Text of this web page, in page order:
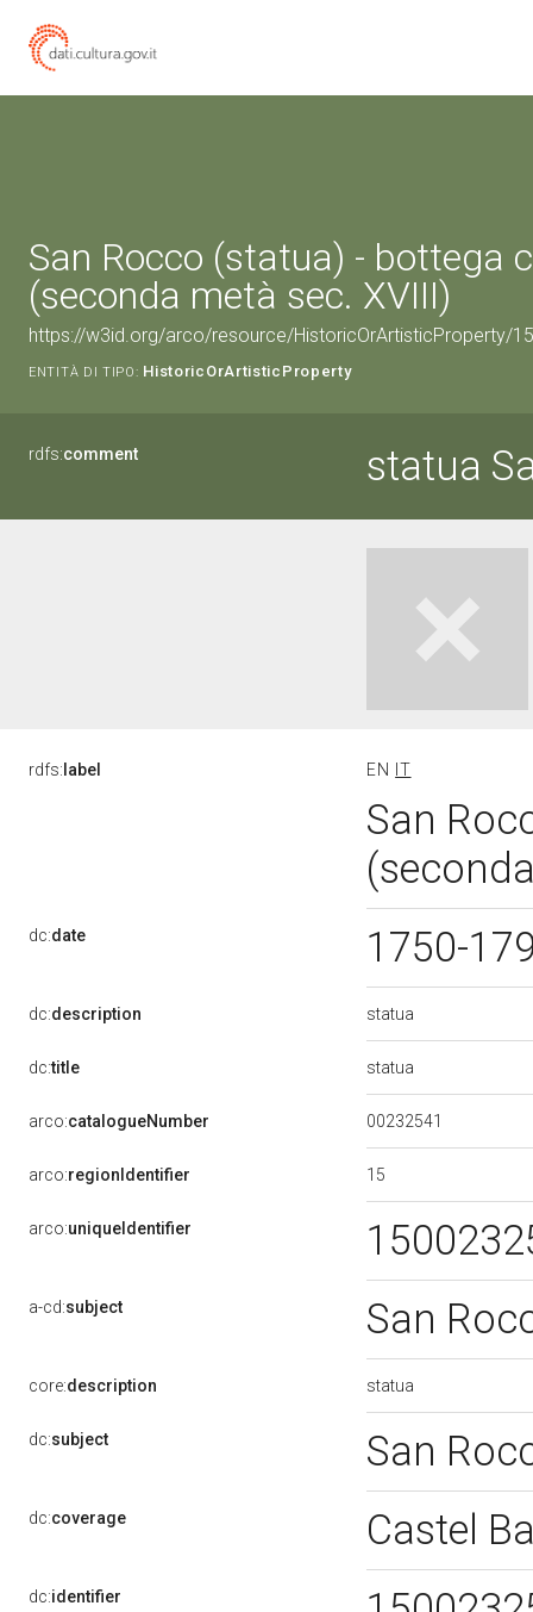
San Rocco (statua) - bottega
(seconda metà sec. XVIII)
https://w3id.org/arco/resource/HistoricOrArtisticProperty/
ENTITÀ DI TIPO: HistoricOrArtisticProperty
rdfs:comment statua
rdfs: label EN IT
San
dc:date 1750-
dc:description statua
dc:title statua
arco:catalogueNumber 00232541
arco:regionIdentifier 15
arco:uniqueIdentifier
a-cd:subject San
core:description statua
dc:subject San
dc:coverage Castel
dc:identifier